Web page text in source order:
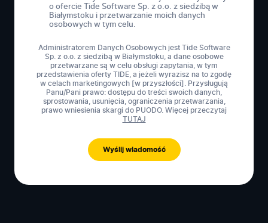
o ofercie Tide Software Sp. z o.o. z siedzibą w
Białymstoku i przetwarzanie moich danych
osobowych w tym celu.
Administratorem Danych Osobowych jest Tide Software
Sp. z o.o. z siedzibą w Białymstoku, a dane osobowe
przetwarzane są w celu obsługi zapytania, w tym
przedstawienia oferty TIDE, a jeżeli wyrazisz na to zgodę
w celach marketingowych [w przyszłości]. Przysługują
Panu/Pani prawo: dostępu do treści swoich danych,
sprostowania, usunięcia, ograniczenia przetwarzania,
prawo wniesienia skargi do PUODO. Więcej przeczytaj
TUTAJ